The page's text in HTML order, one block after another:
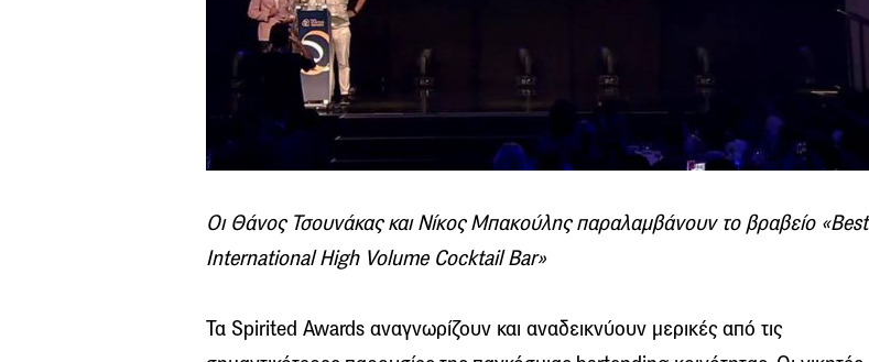
Οι Θάνος Τσουνάκας και Νίκος Μπακούλης παραλαμβάνουν το βραβείο «Best
International High Volume Cocktail Bar»
Τα Spirited Awards αναγνωρίζουν και αναδεικνύουν μερικές από τις